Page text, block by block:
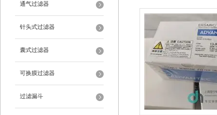
通气过滤器
针头式过滤器
囊式过滤器
可换膜过滤器
过滤漏斗